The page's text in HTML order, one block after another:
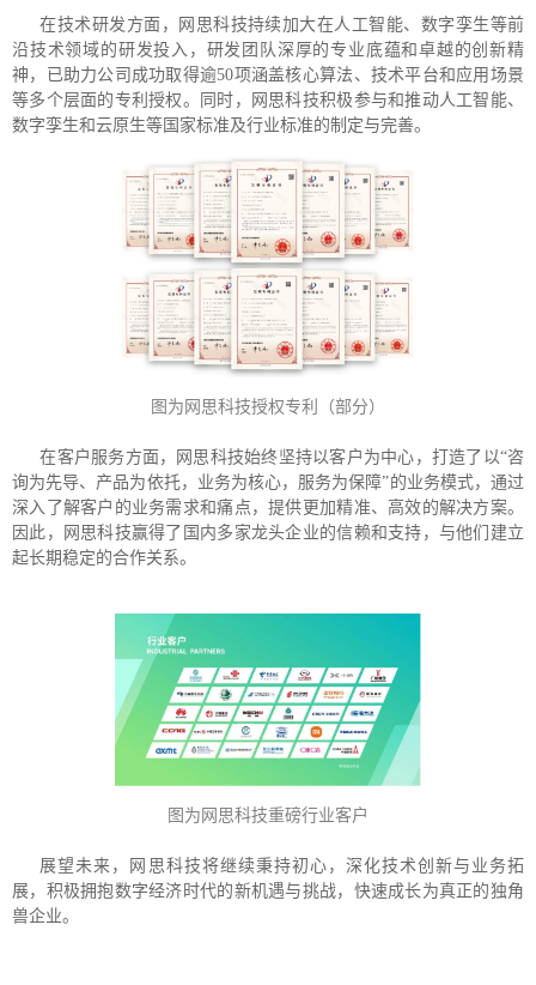
在技术研发方面，网思科技持续加大在人工智能、数字孪生等前
沿技术领域的研发投入，研发团队深厚的专业底蕴和卓越的创新精
神，已助力公司成功取得逾50项涵盖核心算法、技术平台和应用场景
等多个层面的专利授权。同时，网思科技积极参与和推动人工智能、
数字孪生和云原生等国家标准及行业标准的制定与完善。
图为网思科技授权专利（部分）
在客户服务方面，网思科技始终坚持以客户为中心，打造了以“咨
询为先导、产品为依托，业务为核心，服务为保障”的业务模式，通过
深入了解客户的业务需求和痛点，提供更加精准、高效的解决方案。
因此，网思科技赢得了国内多家龙头企业的信赖和支持，与他们建立
起长期稳定的合作关系。
图为网思科技重磅行业客户
展望未来，网思科技将继续秉持初心，深化技术创新与业务拓
展，积极拥抱数字经济时代的新机遇与挑战，快速成长为真正的独角
兽企业。